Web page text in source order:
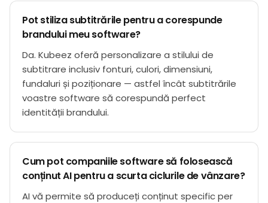
Pot stiliza subtitrările pentru a corespunde
brandului meu software?
Da. Kubeez oferă personalizare a stilului de
subtitrare inclusiv fonturi, culori, dimensiuni,
fundaluri și poziționare — astfel încât subtitrările
voastre software să corespundă perfect
identității brandului.
Cum pot companiile software să folosească
conținut AI pentru a scurta ciclurile de vânzare?
AI vă permite să produceți conținut specific per